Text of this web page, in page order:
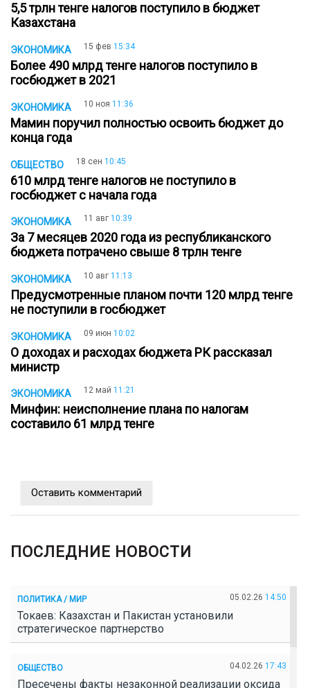
5,5 трлн тенге налогов поступило в бюджет
Казахстана
ЭКОНОМИКА 15 фев 15:34
Более 490 млрд тенге налогов поступило в
госбюджет в 2021
ЭКОНОМИКА 10 ноя 11:36
Мамин поручил полностью освоить бюджет до
конца года
ОБЩЕСТВО 18 сен 10:45
610 млрд тенге налогов не поступило в
госбюджет с начала года
ЭКОНОМИКА 11 авг 10:39
За 7 месяцев 2020 года из республиканского
бюджета потрачено свыше 8 трлн тенге
ЭКОНОМИКА 10 авг 11:13
Предусмотренные планом почти 120 млрд тенге
не поступили в госбюджет
ЭКОНОМИКА 09 июн 10:02
О доходах и расходах бюджета РК рассказал
министр
ЭКОНОМИКА 12 май 11:21
Минфин: неисполнение плана по налогам
составило 61 млрд тенге
Оставить комментарий
ПОСЛЕДНИЕ НОВОСТИ
ПОЛИТИКА / МИР 05.02.26 14:50
Токаев: Казахстан и Пакистан установили
стратегическое партнерство
ОБЩЕСТВО 04.02.26 17:43
Пресечены факты незаконной реализации оксида